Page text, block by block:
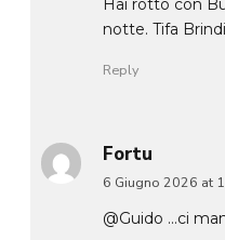
Hai rotto con
notte. Tifa
Reply
Fortu
6 Giugno 2026 at
@Guido …ci